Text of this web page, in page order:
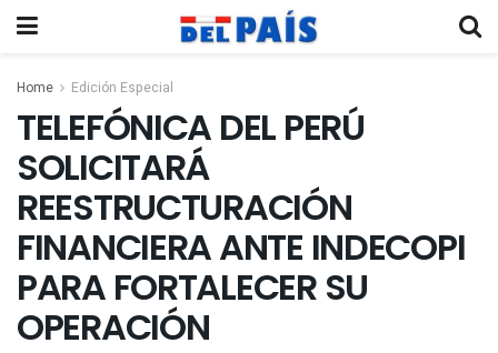
Home Edición Especial
TELEFÓNICA DEL PERÚ
SOLICITARÁ
REESTRUCTURACIÓN
FINANCIERA ANTE INDECOPI
PARA FORTALECER SU
OPERACIÓN